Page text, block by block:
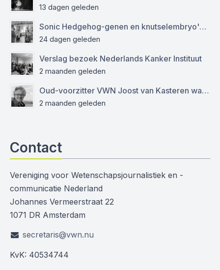
13 dagen geleden
Sonic Hedgehog-genen en knutselembryo's: verslag bezoek aan Sanquin
24 dagen geleden
Verslag bezoek Nederlands Kanker Instituut
2 maanden geleden
Oud-voorzitter VWN Joost van Kasteren was een empathische mentor en kritisch journalist
2 maanden geleden
Contact
Vereniging voor Wetenschapsjournalistiek en -
communicatie Nederland
Johannes Vermeerstraat 22
1071 DR Amsterdam
secretaris@vwn.nu
KvK: 40534744